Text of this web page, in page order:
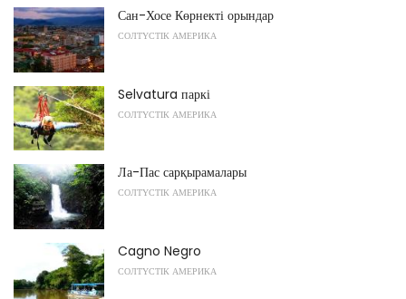
Сан-Хосе Көрнекті орындар
СОЛТҮСТІК АМЕРИКА
Selvatura паркі
СОЛТҮСТІК АМЕРИКА
Ла-Пас сарқырамалары
СОЛТҮСТІК АМЕРИКА
Cagno Negro
СОЛТҮСТІК АМЕРИКА